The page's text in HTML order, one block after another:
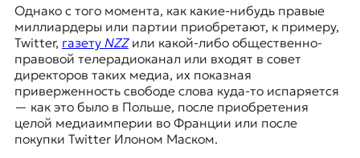
Однако с того момента, как какие-нибудь правые
миллиардеры или партии приобретают, к примеру,
Twitter, газету NZZ или какой-либо общественно-
правовой телерадиоканал или входят в совет
директоров таких медиа, их показная
приверженность свободе слова куда-то испаряется
— как это было в Польше, после приобретения
целой медиаимперии во Франции или после
покупки Twitter Илоном Маском.